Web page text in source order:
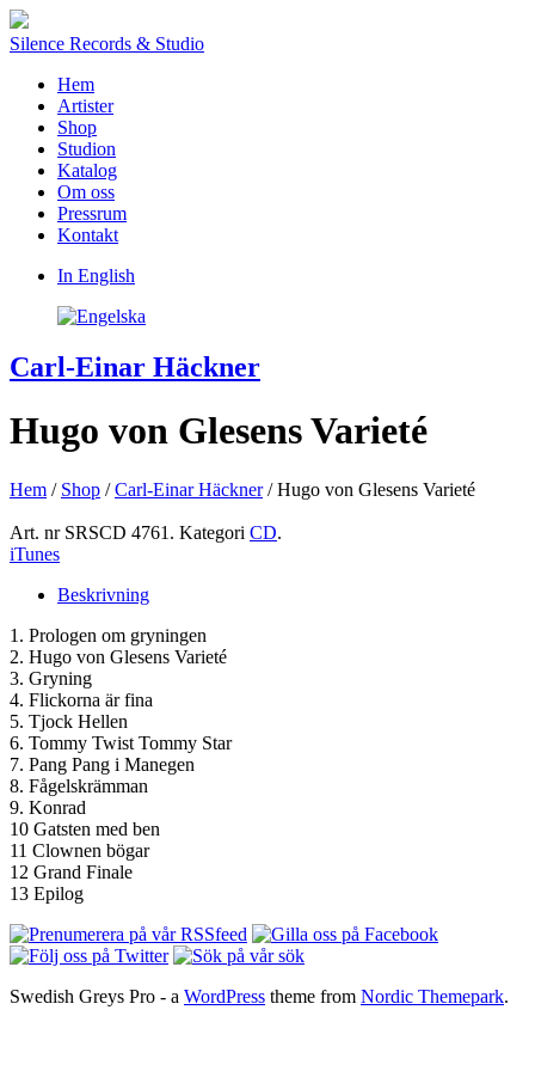
Silence Records & Studio
Hem
Artister
Shop
Studion
Katalog
Om oss
Pressrum
Kontakt
In English
Carl-Einar Häckner
Hugo von Glesens Varieté
Hem / Shop /Carl-Einar Häckner/ Hugo von Glesens Varieté
Art. nr SRSCD 4761 . Kategori CD.
iTunes
Beskrivning
1. Prologen om gryningen
2. Hugo von Glesens Varieté
3. Gryning
4. Flickorna är fina
5. Tjock Hellen
6. Tommy Twist Tommy Star
7. Pang Pang i Manegen
8. Fågelskrämman
9. Konrad
10 Gatsten med ben
11 Clownen bögar
12 Grand Finale
13 Epilog
Swedish Greys Pro - a WordPress theme from Nordic Themepark.